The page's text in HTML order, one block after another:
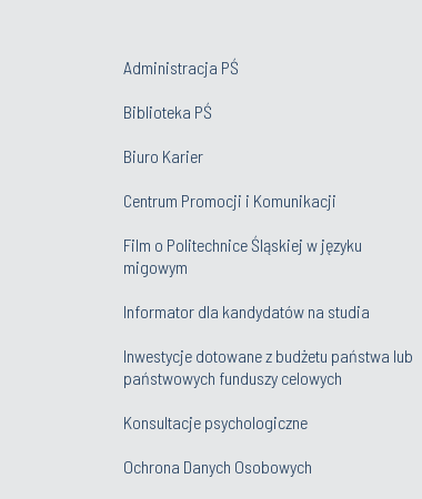
Administracja PŚ
Biblioteka PŚ
Biuro Karier
Centrum Promocji i Komunikacji
Film o Politechnice Śląskiej w języku
migowym
Informator dla kandydatów na studia
Inwestycje dotowane z budżetu państwa lub
państwowych funduszy celowych
Konsultacje psychologiczne
Ochrona Danych Osobowych